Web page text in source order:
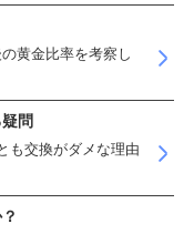
黄金比率を考察し
問
も交換がダメな理由